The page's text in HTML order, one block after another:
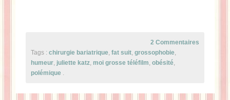
2 Commentaires
Tags : chirurgie bariatrique, fat suit, grossophobie,
humeur, juliette katz, moi grosse téléfilm, obésité,
polémique .